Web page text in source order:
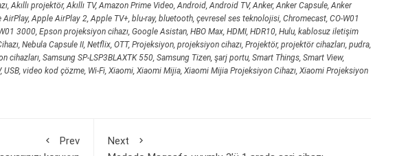
,Akıllı projektör,Akıllı TV,Amazon Prime Video,Android,Android TV,Anker,Anker Capsule,Anker
AirPlay,Apple AirPlay 2,Apple TV+, blu-ray, bluetooth, çevresel ses teknolojisi, Chromecast, CO-W01
3000, Epson projeksiyon cihazı, Google Asistan, HBO Max, HDMI, HDR10, Hulu, kablosuz iletişim
, Nebula Capsule II, Netflix, OTT, Projeksiyon, projeksiyon cihazı, Projektör, projektör cihazları, pudra,
cihazları, Samsung SP-LSP3BLAXTK 550, Samsung Tizen, şarj portu, Smart Things, Smart View,
, USB, video kod çözme, Wi-Fi, Xiaomi, Xiaomi Mijia, Xiaomi Mijia Projeksiyon Cihazı, Xiaomi Projeksiyon
Prev
Next